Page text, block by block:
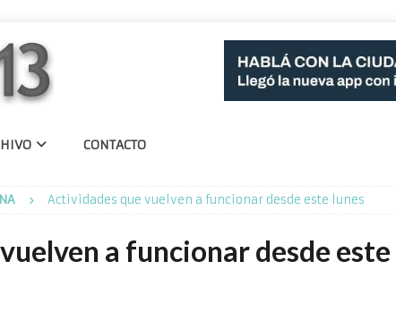
CONTACTO
Actividades que vuelven a funcionar desde este lunes
a funcionar desde este